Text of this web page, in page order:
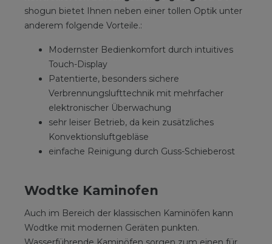
shogun bietet Ihnen neben einer tollen Optik unter
anderem folgende Vorteile.:
Modernster Bedienkomfort durch intuitives
Touch-Display
Patentierte, besonders sichere
Verbrennungslufttechnik mit mehrfacher
elektronischer Überwachung
sehr leiser Betrieb, da kein zusätzliches
Konvektionsluftgebläse
einfache Reinigung durch Guss-Schieberost
Wodtke Kaminofen
Auch im Bereich der klassischen Kaminöfen kann
Wodtke mit modernen Geräten punkten.